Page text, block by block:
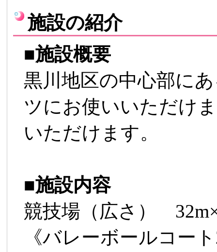
施設の紹介
■施設概要
黒川地区の中心部に
ツにお使いいただけ
いただけます。
■施設内容
競技場（広さ）
《バレーボールコー